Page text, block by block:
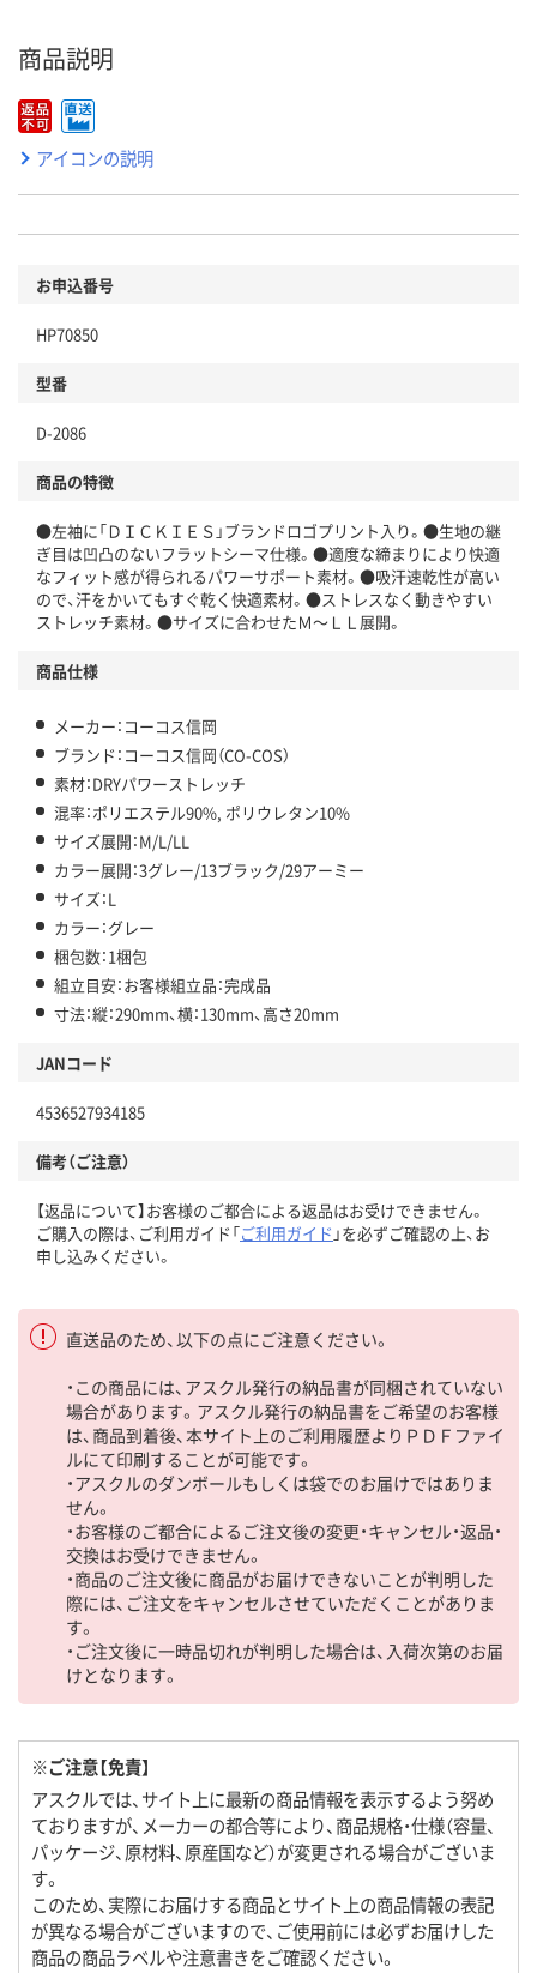
商品説明
アイコンの説明
お申込番号
HP70850
型番
D-2086
商品の特徴
●左袖に「ＤＩＣＫＩＥＳ」ブランドロゴプリント入り。●生地の継
ぎ目は凹凸のないフラットシーマ仕様。●適度な締まりにより快適
なフィット感が得られるパワーサポート素材。●吸汗速乾性が高い
ので、汗をかいてもすぐ乾く快適素材。●ストレスなく動きやすい
ストレッチ素材。●サイズに合わせたＭ～ＬＬ展開。
商品仕様
メーカー：コーコス信岡
ブランド：コーコス信岡（CO-COS）
素材：DRYパワーストレッチ
混率：ポリエステル90%, ポリウレタン10%
サイズ展開：M/L/LL
カラー展開：3グレー/13ブラック/29アーミー
サイズ：L
カラー：グレー
梱包数：1梱包
組立目安：お客様組立品：完成品
寸法：縦：290mm、横：130mm、高さ20mm
JANコード
4536527934185
備考（ご注意）
【返品について】お客様のご都合による返品はお受けできません。
ご購入の際は、ご利用ガイド「ご利用ガイド 」を必ずご確認の上、お
申し込みください。
直送品のため、以下の点にご注意ください。
・この商品には、アスクル発行の納品書が同梱されていない
場合があります。アスクル発行の納品書をご希望のお客様
は、商品到着後、本サイト上のご利用履歴よりＰＤＦファイ
ルにて印刷することが可能です。
・アスクルのダンボールもしくは袋でのお届けではありま
せん。
・お客様のご都合によるご注文後の変更・キャンセル・返品・
交換はお受けできません。
・商品のご注文後に商品がお届けできないことが判明した
際には、ご注文をキャンセルさせていただくことがありま
す。
・ご注文後に一時品切れが判明した場合は、入荷次第のお届
けとなります。
※ご注意【免責】
アスクルでは、サイト上に最新の商品情報を表示するよう努め
ておりますが、メーカーの都合等により、商品規格・仕様（容量、
パッケージ、原材料、原産国など）が変更される場合がございま
す。
このため、実際にお届けする商品とサイト上の商品情報の表記
が異なる場合がございますので、ご使用前には必ずお届けした
商品の商品ラベルや注意書きをご確認ください。